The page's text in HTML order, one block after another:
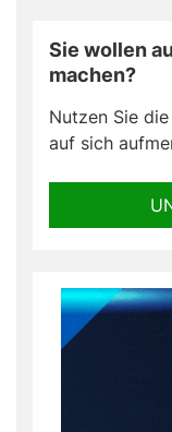
Sie wollen
machen?
Nutzen Sie
auf sich